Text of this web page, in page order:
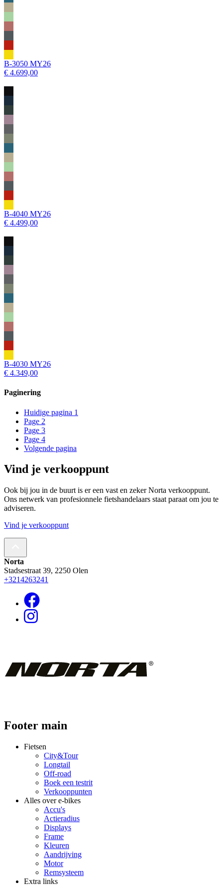
B-3050 MY26
€ 4.699,00
B-4040 MY26
€ 4.499,00
B-4030 MY26
€ 4.349,00
Paginering
Huidige pagina 1
Page 2
Page 3
Page 4
Volgende pagina
Vind je verkooppunt
Ook bij jou in de buurt is er een vast en zeker Norta verkooppunt.
Ons netwerk van profesionnele fietshandelaars staat paraat om jou te
adviseren.
Vind je verkooppunt
Norta
Stadsestraat 39, 2250 Olen
+3214263241
Footer main
Fietsen
City&Tour
Longtail
Off-road
Boek een testrit
Verkooppunten
Alles over e-bikes
Accu's
Actieradius
Displays
Frame
Kleuren
Aandrijving
Motor
Remsysteem
Extra links